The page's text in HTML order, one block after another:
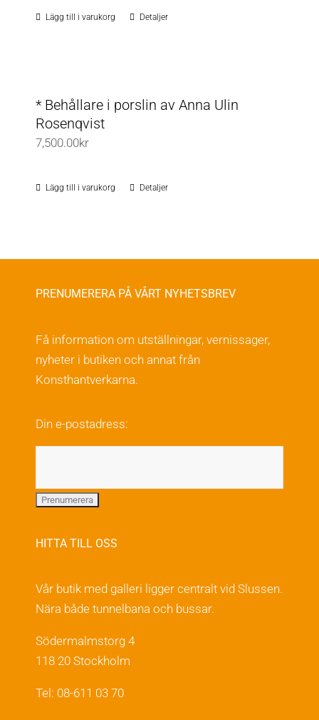
Lägg till i varukorg Detaljer
* Behållare i porslin av Anna Ulin
Rosenqvist
7,500.00kr
Lägg till i varukorg Detaljer
PRENUMERERA PÅ VÅRT NYHETSBREV
Få information om utställningar, vernissager,
nyheter i butiken och annat från
Konsthantverkarna.
Din e-postadress:
HITTA TILL OSS
Vår butik med galleri ligger centralt vid Slussen.
Nära både tunnelbana och bussar.
Södermalmstorg 4
118 20 Stockholm
Tel: 08-611 03 70